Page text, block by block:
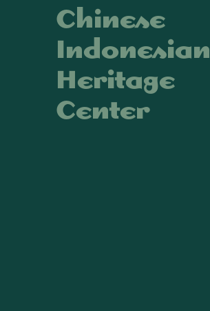
Chinese
Indonesian
Heritage
Center